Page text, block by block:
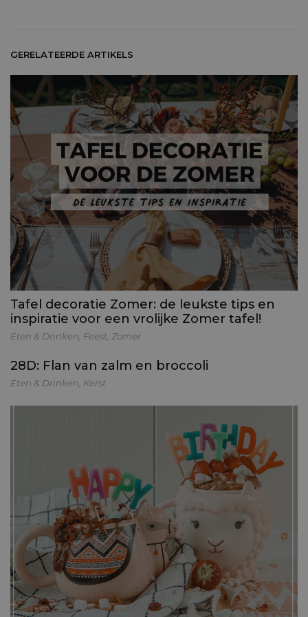
GERELATEERDE ARTIKELS
Tafel decoratie Zomer: de leukste tips en
inspiratie voor een vrolijke Zomer tafel!
Eten & Drinken Feest Zomer
28D: Flan van zalm en broccoli
Eten & Drinken Kerst